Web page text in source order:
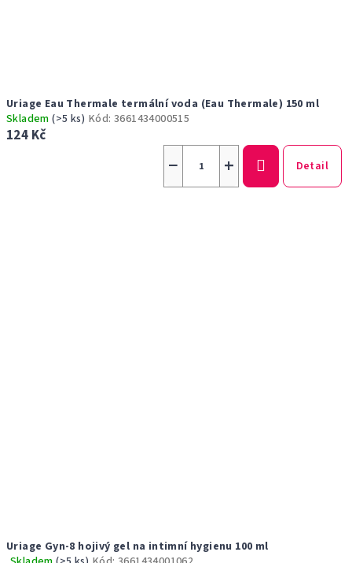
Uriage Eau Thermale termální voda (Eau Thermale) 150 ml
Skladem(>5 ks) Kód:3661434000515
124 Kč
+
− Detail
Uriage Gyn-8 hojivý gel na intimní hygienu 100 ml